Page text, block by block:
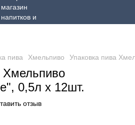
пива Хмельпиво Упаковка пива
Хмельпиво
0,5л х 12шт.
отзыв